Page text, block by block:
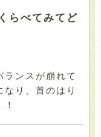
らべてみてど
ランスが崩れて
り、首のはり